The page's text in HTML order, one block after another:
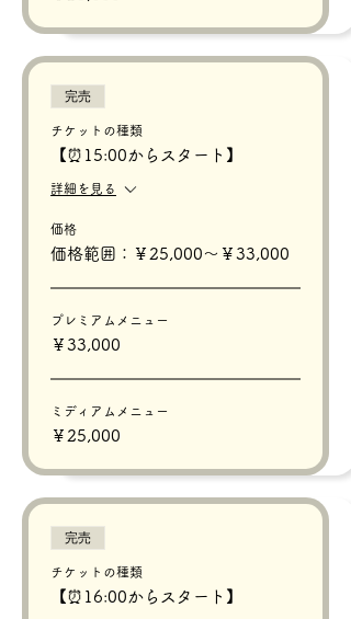
完売
チケットの種類
【⏰15:00からスタート】
詳細を見る
価格
価格範囲：￥25,000〜￥33,000
プレミアムメニュー
￥33,000
ミディアムメニュー
￥25,000
完売
チケットの種類
【⏰16:00からスタート】